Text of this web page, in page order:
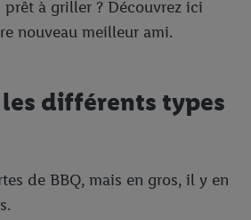
prêt à griller ? Découvrez ici
nouveau meilleur ami.
différents types
de BBQ, mais en gros, il y en